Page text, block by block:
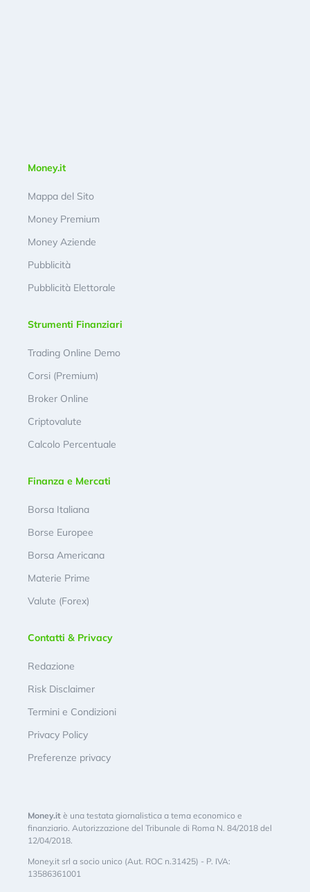
Money.it
Mappa del Sito
Money Premium
Money Aziende
Pubblicità
Pubblicità Elettorale
Strumenti Finanziari
Trading Online Demo
Corsi (Premium)
Broker Online
Criptovalute
Calcolo Percentuale
Finanza e Mercati
Borsa Italiana
Borse Europee
Borsa Americana
Materie Prime
Valute (Forex)
Contatti & Privacy
Redazione
Risk Disclaimer
Termini e Condizioni
Privacy Policy
Preferenze privacy
Money.it è una testata giornalistica a tema economico e
finanziario. Autorizzazione del Tribunale di Roma N. 84/2018 del
12/04/2018.
Money.it srl a socio unico (Aut. ROC n.31425) - P. IVA:
13586361001